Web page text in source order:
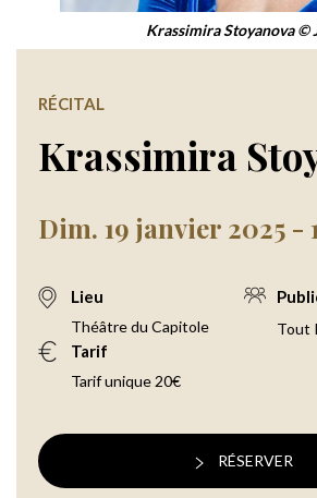
Krassimira Stoyanova ©
Krassimira
RÉCITAL
Dim. 19 janvier 2025 -
Lieu
Théâtre du Capitole Tout
Tarif
Tarif unique 20€
RÉSERVER